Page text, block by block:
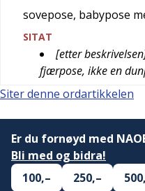
sovepose, babypose
SITAT
[etter
fjærpose, ikke en
Siter denne ordartikkelen
Er du fornøyd med
Bli med og bidra!
100,–
250,–